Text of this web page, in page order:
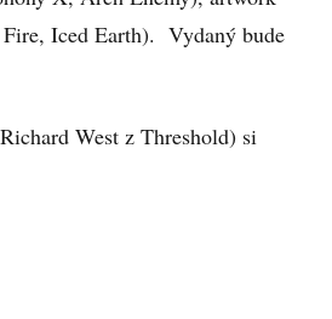
Iced Earth). Vydaný bude
West z Threshold) si